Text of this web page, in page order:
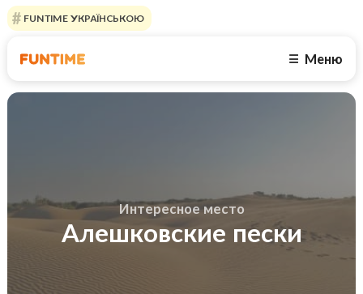
FUNTIME УКРАЇНСЬКОЮ
☰ Меню
Интересное место
Алешковские пески